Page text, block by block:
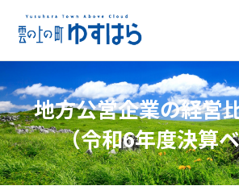
地方公営企業の経営
（令和6年度決算